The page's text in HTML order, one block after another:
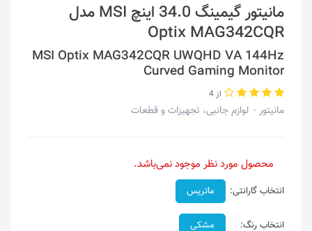
مانیتور گیمینگ 34.0 اینچ MSI مدل
Optix MAG342CQR
MSI Optix MAG342CQR UWQHD VA 144Hz
Curved Gaming Monitor
از 4
مانیتور لوازم جانبی، تجهیزات و قطعات
محصول مورد نظر موجود نمی‌باشد.
انتخاب گارانتی: ماتریس
انتخاب رنگ: مشکی